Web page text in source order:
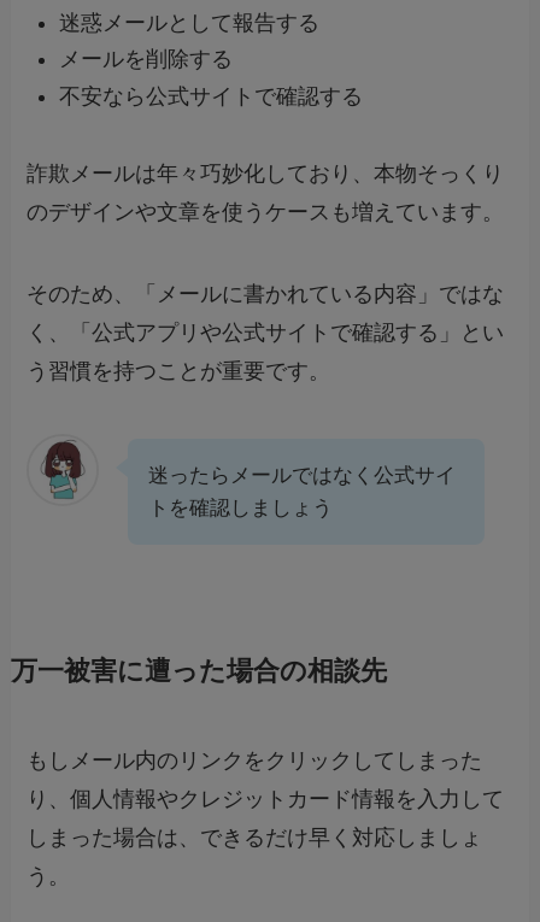
迷惑メールとして報告する
メールを削除する
不安なら公式サイトで確認する
詐欺メールは年々巧妙化しており、本物そっくり
のデザインや文章を使うケースも増えています。
そのため、「メールに書かれている内容」ではな
く、「公式アプリや公式サイトで確認する」とい
う習慣を持つことが重要です。
迷ったらメールではなく公式サイ
トを確認しましょう
万一被害に遭った場合の相談先
もしメール内のリンクをクリックしてしまった
り、個人情報やクレジットカード情報を入力して
しまった場合は、できるだけ早く対応しましょ
う。